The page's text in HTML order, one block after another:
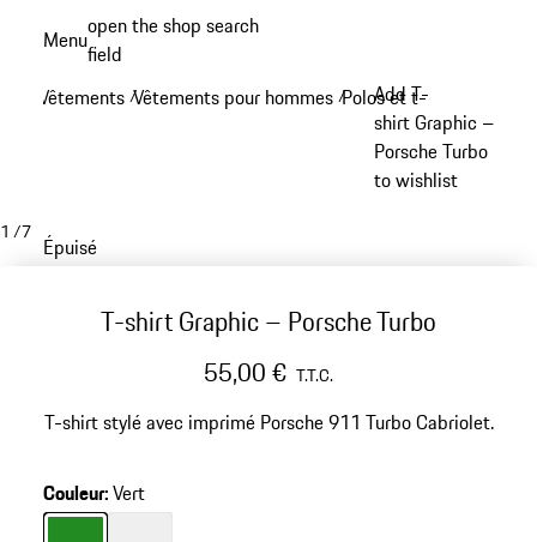
principal
Menuopen the shop search
field
Vêtements /Vêtements pour hommes /Polos et t-shirts
Add T-
shirt Graphic –
Porsche Turbo
to wishlist
1 /7
Épuisé
T-shirt Graphic – Porsche Turbo
55,00 € T.T.C.
T-shirt stylé avec imprimé Porsche 911 Turbo Cabriolet.
Couleur:Vert
CouleurVert
Couleur